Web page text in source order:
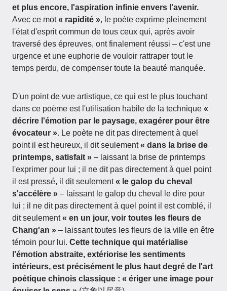
et plus encore, l'aspiration infinie envers l'avenir.
Avec ce mot« rapidité », le poète exprime pleinement
l'état d'esprit commun de tous ceux qui, après avoir
traversé des épreuves, ont finalement réussi – c'est une
urgence et une euphorie de vouloir rattraper tout le
temps perdu, de compenser toute la beauté manquée.
D'un point de vue artistique, ce qui est le plus touchant
dans ce poème est l'utilisation habile de la technique «
décrire l'émotion par le paysage, exagérer pour être
évocateur ». Le poète ne dit pas directement à quel
point il est heureux, il dit seulement« dans la brise de
printemps, satisfait » – laissant la brise de printemps
l'exprimer pour lui ; il ne dit pas directement à quel point
il est pressé, il dit seulement« le galop du cheval
s'accélère » – laissant le galop du cheval le dire pour
lui ; il ne dit pas directement à quel point il est comblé, il
dit seulement« en un jour, voir toutes les fleurs de
Chang'an » – laissant toutes les fleurs de la ville en être
témoin pour lui. Cette technique qui matérialise
l'émotion abstraite, extériorise les sentiments
intérieurs, est précisément le plus haut degré de l'art
poétique chinois classique : « ériger une image pour